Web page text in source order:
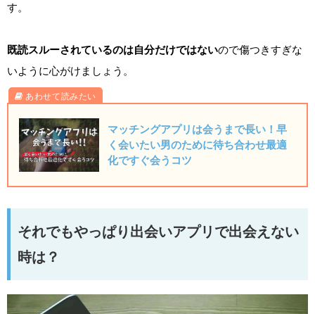
す。
既読スルーされているのは自分だけではないので傷つきすぎな
いように心がけましょう。
マッチングアプリは会うまで長い！早
く会いたい男のために待ち合わせ最適
化ですぐ会うコツ
それでもやっぱり出会いアプリで出会えない
時は？